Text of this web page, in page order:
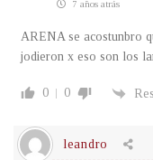
7 años atrás
ARENA se acostunbro
jodieron x eso son los
0 0
leandro